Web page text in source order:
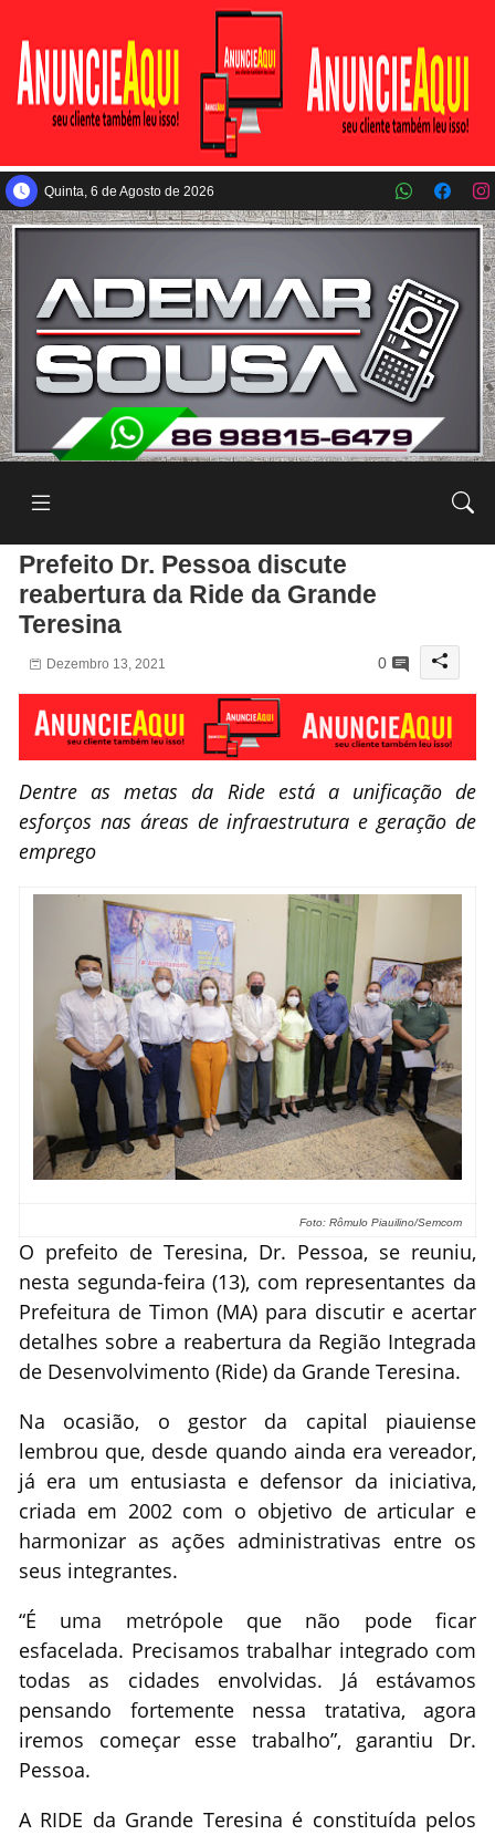
Pular para o conteúdo principal
Quinta, 6 de Agosto de 2026
Prefeito Dr. Pessoa discute
reabertura da Ride da Grande
Teresina
Dezembro 13, 2021 0
Dentre as metas da Ride está a unificação de
esforços nas áreas de infraestrutura e geração de
emprego
Foto: Rômulo Piauilino/Semcom
O prefeito de Teresina, Dr. Pessoa, se reuniu,
nesta segunda-feira (13), com representantes da
Prefeitura de Timon (MA) para discutir e acertar
detalhes sobre a reabertura da Região Integrada
de Desenvolvimento (Ride) da Grande Teresina.
Na ocasião, o gestor da capital piauiense
lembrou que, desde quando ainda era vereador,
já era um entusiasta e defensor da iniciativa,
criada em 2002 com o objetivo de articular e
harmonizar as ações administrativas entre os
seus integrantes.
“É uma metrópole que não pode ficar
esfacelada. Precisamos trabalhar integrado com
todas as cidades envolvidas. Já estávamos
pensando fortemente nessa tratativa, agora
iremos começar esse trabalho”, garantiu Dr.
Pessoa.
A RIDE da Grande Teresina é constituída pelos